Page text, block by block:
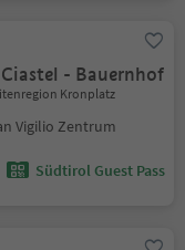
- Bauernhof
Kronplatz
Vigilio Zentrum
Südtirol Guest Pass